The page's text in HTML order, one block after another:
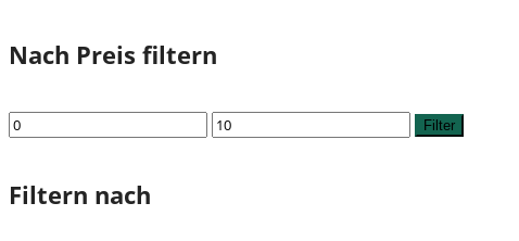
Nach Preis filtern
Min.
Max.
Filter
Filtern nach